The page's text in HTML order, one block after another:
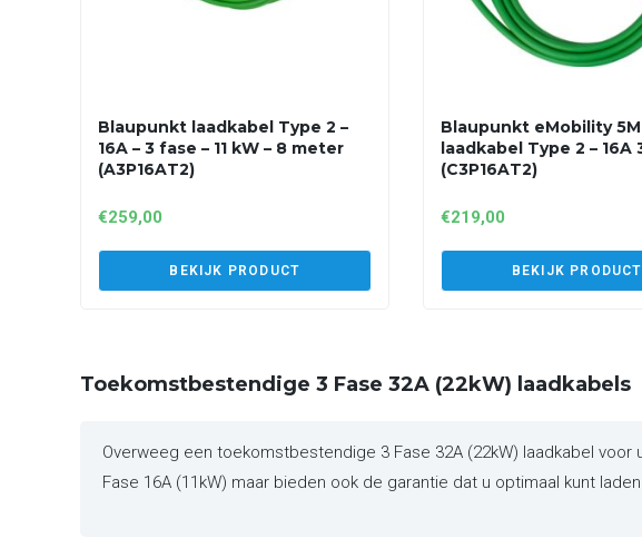
Blaupunkt laadkabel Type 2 –
16A – 3 fase – 11 kW – 8 meter
(A3P16AT2)
€259,00
BEKIJK PRODUCT
Blaupunkt eMobility 5M
laadkabel Type 2 – 16A
(C3P16AT2)
€219,00
BEKIJK PRODUCT
Toekomstbestendige 3 Fase 32A (22kW) laadkabels
Overweeg een toekomstbestendige 3 Fase 32A (22kW) laadkabel
Fase 16A (11kW) maar bieden ook de garantie dat u optimaal kunt